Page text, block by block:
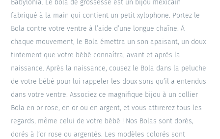
Babylonia. Le bola de grossesse est un bijou mexicain
fabriqué à la main qui contient un petit xylophone. Portez le
Bola contre votre ventre à l’aide d’une longue chaîne. À
chaque mouvement, le Bola émettra un son apaisant, un doux
tintement que votre bébé connaîtra, avant et après la
naissance. Après la naissance, cousez le Bola dans la peluche
de votre bébé pour lui rappeler les doux sons qu’il a entendus
dans votre ventre. Associez ce magnifique bijou à un collier
Bola en or rose, en or ou en argent, et vous attirerez tous les
regards, même celui de votre bébé ! Nos Bolas sont dorés,
dorés à l’or rose ou argentés. Les modèles colorés sont